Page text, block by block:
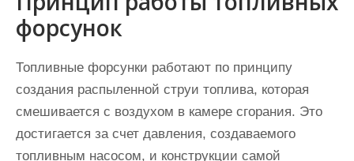
форсунок
Топливные форсунки работают по принципу
создания распыленной струи топлива, которая
смешивается с воздухом в камере сгорания. Это
достигается за счет давления, создаваемого
топливным насосом, и конструкции самой